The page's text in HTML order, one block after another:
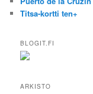
Titsa-kortti ten+
BLOGIT.FI
ARKISTO